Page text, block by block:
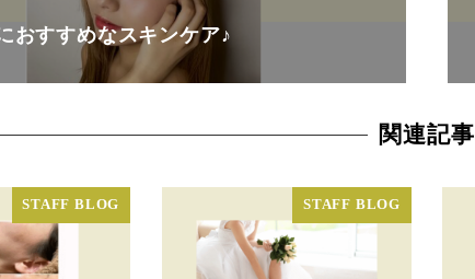
おすすめなスキンケア♪
関連記事
STAFF BLOG STAFF BLOG